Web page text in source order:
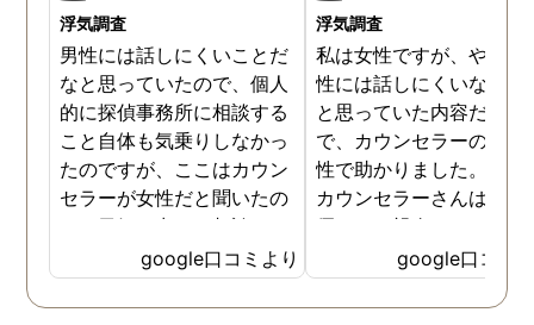
浮気調査
男性には話しにくいことだ
なと思っていたので、個人
的に探偵事務所に相談する
こと自体も気乗りしなかっ
たのですが、ここはカウン
セラーが女性だと聞いたの
で、勇気を出して相談して
みることにしました。感極
まって泣いてしまったり、
感情が表に出すぎてしまう
google口コミより
浮気調査
私は女性ですが、やはり
性には話しにくいな。。
と思っていた内容だった
で、カウンセラーの方が
性で助かりました。MR
カウンセラーさんはすご
優しくて親身になって話
聞いてくれるので思わず
を流して話してしまいま
た。それほど自分がずっ
google口コミ